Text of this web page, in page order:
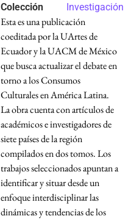
Colección Investigación
Esta es una publicación
coeditada por la UArtes de
Ecuador y la UACM de México
que busca actualizar el debate en
torno a los Consumos
Culturales en América Latina.
La obra cuenta con artículos de
académicos e investigadores de
siete países de la región
compilados en dos tomos. Los
trabajos seleccionados apuntan a
identificar y situar desde un
enfoque interdisciplinar las
dinámicas y tendencias de los